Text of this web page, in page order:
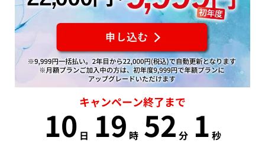
キャンペーン終了まで
10 日 19 時 52 分 0 秒